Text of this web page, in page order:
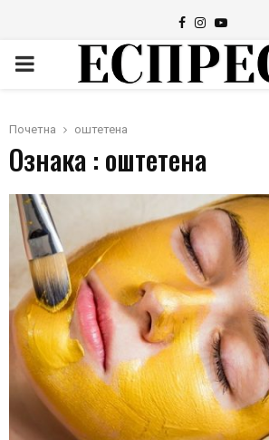
Facebook
Instagram
Youtube
PRIMARY
Почетна оштетена
Ознака : оштетена